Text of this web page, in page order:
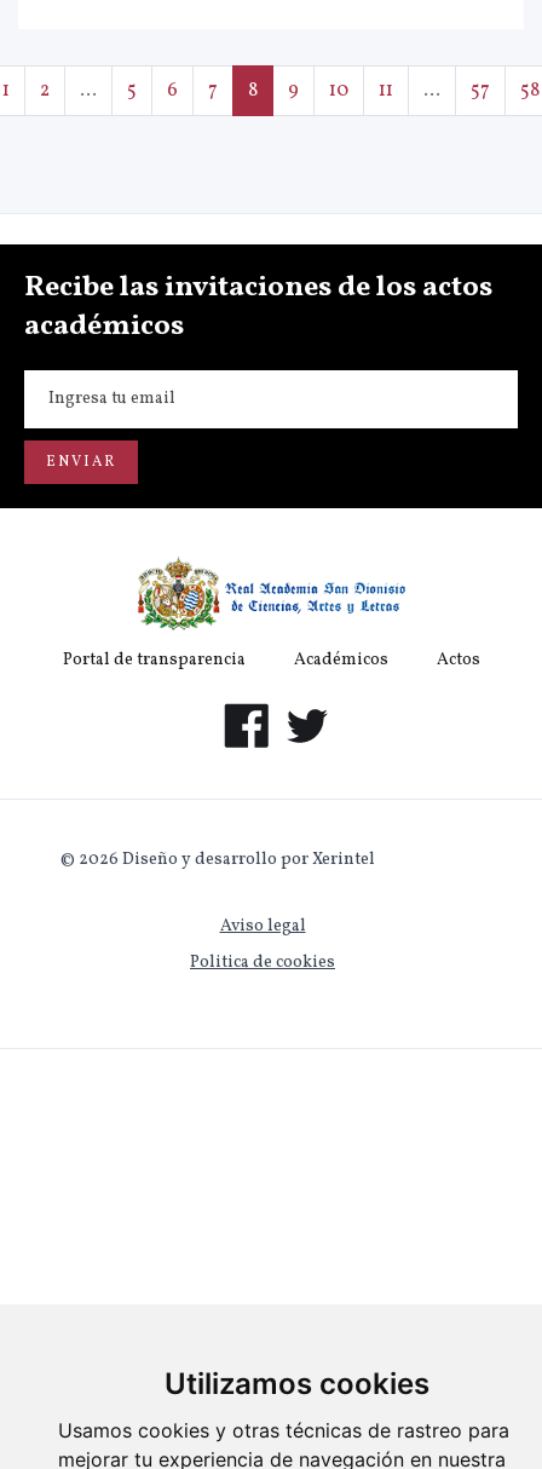
Utilizamos cookies
Usamos cookies y otras técnicas de rastreo para
mejorar tu experiencia de navegación en nuestra
1 2 ... 5 6 7 8 9 10 11 ... 57 58
Recibe las invitaciones de los actos
académicos
Portal de transparencia Académicos Actos
© 2026 Diseño y desarrollo por Xerintel
Aviso legal
Politica de cookies